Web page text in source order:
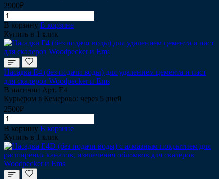
2900₽
В корзину В корзине
Купить в 1 клик
Насадка Е4 (без подачи воды) для удалением цемента и паст
для скалеров Woodpecker и Ems
В наличии Арт. Е4
Курьером в Кемерово: через 5 дней
2500₽
В корзину В корзине
Купить в 1 клик